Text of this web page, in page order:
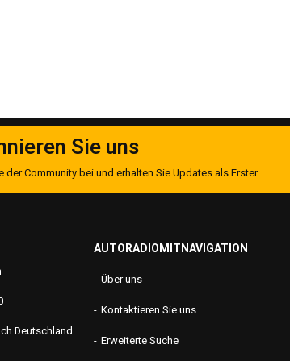
Sie uns
der Community bei und erhalten Sie Updates als Erster.
Deutschland
AUTORADIOMITNAVIGATION
Über uns
Kontaktieren Sie uns
Erweiterte Suche